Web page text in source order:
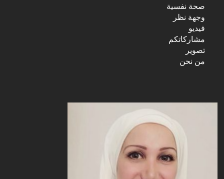
صحة نفسية
وجهة نظر
فيديو
مشاركاتكم
تصوير
من نحن